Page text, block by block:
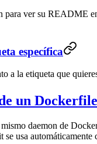
para ver su README
específica
a la etiqueta que
un Dockerfile
daemon de
usa automáticamente